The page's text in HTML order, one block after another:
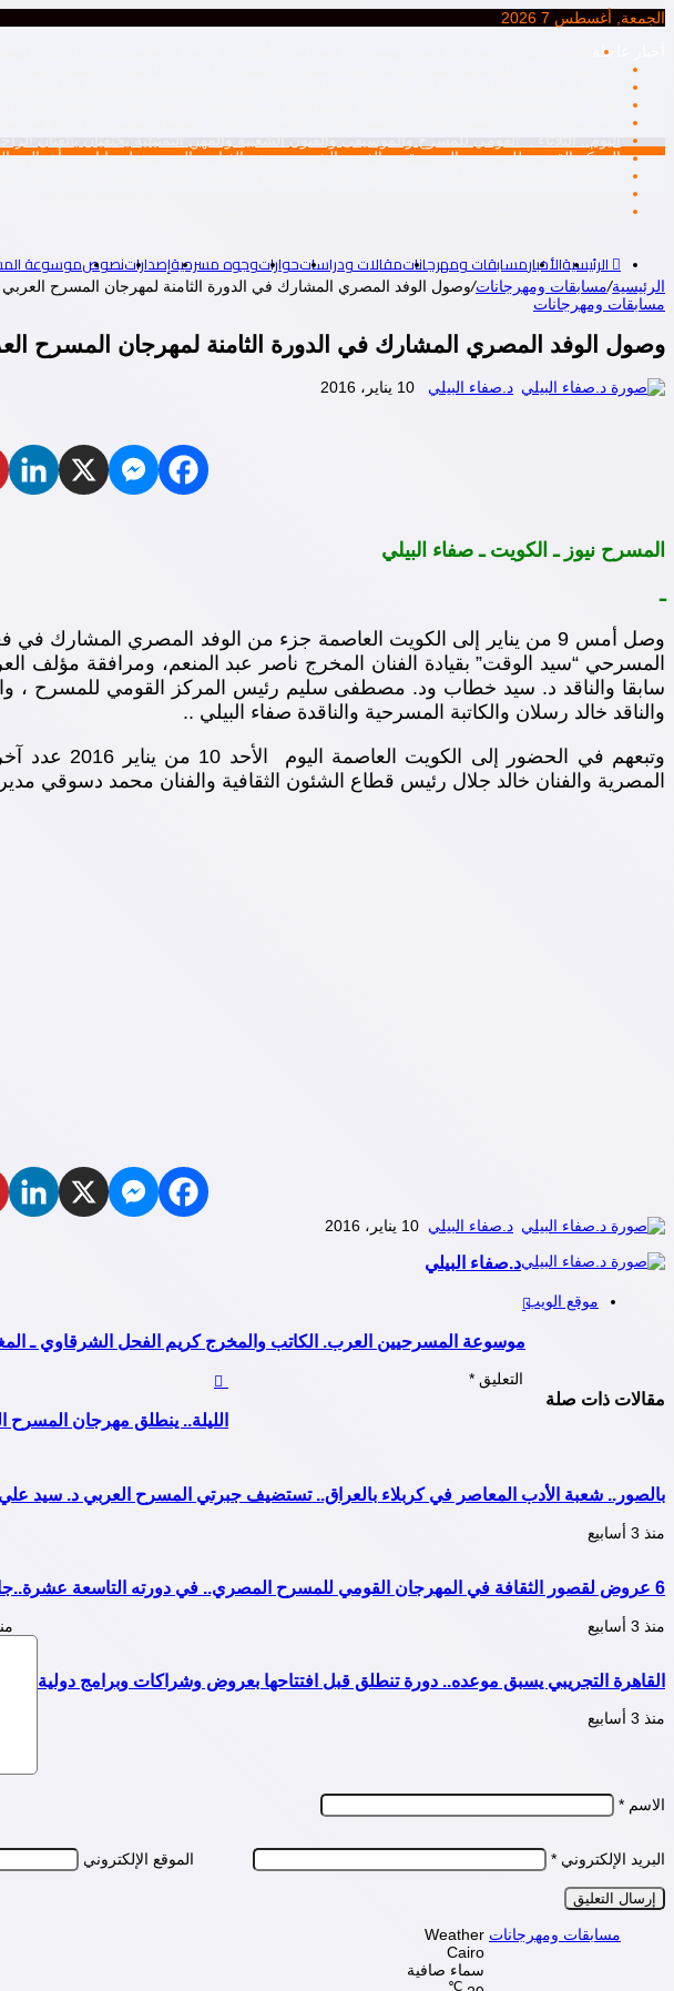
الجمعة, أغسطس 7 2026
أخبار عاجلة
المركز القومي للمسرح والموسيقي والفنون الشعبية.. يدعو الفنانين إلى تسجيل بياناتهم وأعمالهم
الرئيسيةالأخبارمسابقات ومهرجاناتمقالات ودراساتحواراتوجوه مسرحيةإصداراتنصوصموسوعة
الرئيسية/مسابقات ومهرجانات/وصول الوفد المصري المشارك في الدورة الثامنة لمهرجان المسرح العربي بالكويت 2016.. و “سيد الوقت” في
مسابقات ومهرجانات
وصول الوفد المصري المشارك في الدورة الثامنة لمهرجان المسرح العربي بالكويت 2016.. و “سيد الوقت”
د.صفاء البيلي 10 يناير، 2016
المسرح نيوز ـ الكويت ـ صفاء البيلي
ـ
وصل أمس 9 من يناير إلى الكويت العاصمة جزء من الوفد المصري
المسرحي “سيد الوقت” بقيادة الفنان المخرج ناصر عبد المنعم، ومرافقة مؤلف
سابقا والناقد د. سيد خطاب ود. مصطفى سليم رئيس المركز القومي للمسرح ،
والناقد خالد رسلان والكاتبة المسرحية والناقدة صفاء البيلي ..
وتبعهم في
المصرية والفنان خالد جلال رئيس قطاع الشئون الثقافية والفنان محمد دسوقي
د.صفاء البيلي 10 يناير، 2016
د.صفاء البيلي
موقع الويب
موسوعة المسرحيين العرب. الكاتب والمخرج كريم الفحل الشرقاوي ـ
الليلة.. ينطلق مهرجان المسرح
مقالات ذات صلة
بالصور.. شعبة الأدب المعاصر في كربلاء بالعراق.. تستضيف جبرتي المسرح العربي د.
منذ 3 أسابيع
6 عروض لقصور الثقافة في المهرجان القومي للمسرح المصري.. في دورته التاسعة عشرة..
منذ 3 أسابيع منذ 3
القاهرة التجريبي يسبق موعده.. دورة تنطلق قبل افتتاحها بعروض وشراكات وبرامج دولية
منذ 3 أسابيع
التعليق *
الاسم *
البريد الإلكتروني * الموقع الإلكتروني
مسابقات ومهرجانات Weather
Cairo
سماء صافية
℃